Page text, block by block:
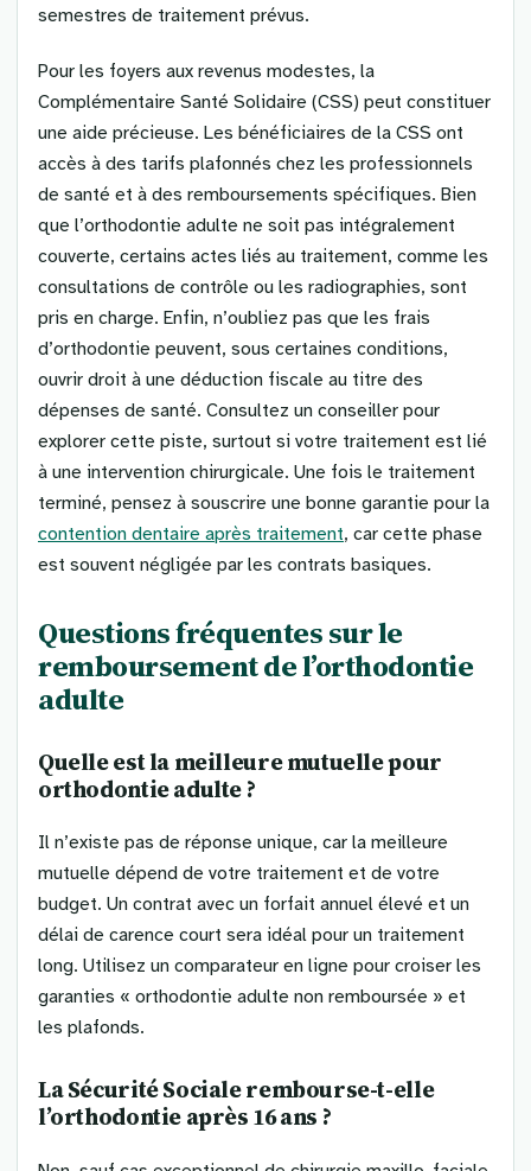
semestres de traitement prévus.
Pour les foyers aux revenus modestes, la
Complémentaire Santé Solidaire (CSS) peut constituer
une aide précieuse. Les bénéficiaires de la CSS ont
accès à des tarifs plafonnés chez les professionnels
de santé et à des remboursements spécifiques. Bien
que l’orthodontie adulte ne soit pas intégralement
couverte, certains actes liés au traitement, comme les
consultations de contrôle ou les radiographies, sont
pris en charge. Enfin, n’oubliez pas que les frais
d’orthodontie peuvent, sous certaines conditions,
ouvrir droit à une déduction fiscale au titre des
dépenses de santé. Consultez un conseiller pour
explorer cette piste, surtout si votre traitement est lié
à une intervention chirurgicale. Une fois le traitement
terminé, pensez à souscrire une bonne garantie pour la
contention dentaire après traitement, car cette phase
est souvent négligée par les contrats basiques.
Questions fréquentes sur le
remboursement de l’orthodontie
adulte
Quelle est la meilleure mutuelle pour
orthodontie adulte ?
Il n’existe pas de réponse unique, car la meilleure
mutuelle dépend de votre traitement et de votre
budget. Un contrat avec un forfait annuel élevé et un
délai de carence court sera idéal pour un traitement
long. Utilisez un comparateur en ligne pour croiser les
garanties « orthodontie adulte non remboursée » et
les plafonds.
La Sécurité Sociale rembourse-t-elle
l’orthodontie après 16 ans ?